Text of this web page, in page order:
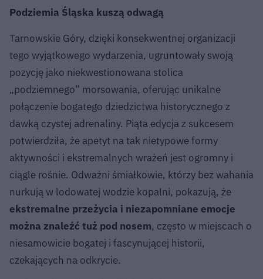
Podziemia Śląska kuszą odwagą
Tarnowskie Góry, dzięki konsekwentnej organizacji
tego wyjątkowego wydarzenia, ugruntowały swoją
pozycję jako niekwestionowana stolica
„podziemnego” morsowania, oferując unikalne
połączenie bogatego dziedzictwa historycznego z
dawką czystej adrenaliny. Piąta edycja z sukcesem
potwierdziła, że apetyt na tak nietypowe formy
aktywności i ekstremalnych wrażeń jest ogromny i
ciągle rośnie. Odważni śmiałkowie, którzy bez wahania
nurkują w lodowatej wodzie kopalni, pokazują, że
ekstremalne przeżycia i niezapomniane emocje
można znaleźć tuż pod nosem, często w miejscach o
niesamowicie bogatej i fascynującej historii,
czekających na odkrycie.